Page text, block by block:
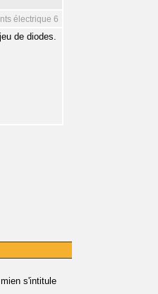
électrique 6
de diodes.
s'intitule